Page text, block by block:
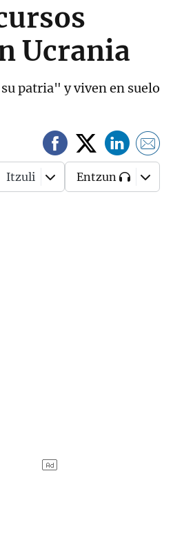
Ucrania
patria" y viven en suelo
Itzuli Entzun